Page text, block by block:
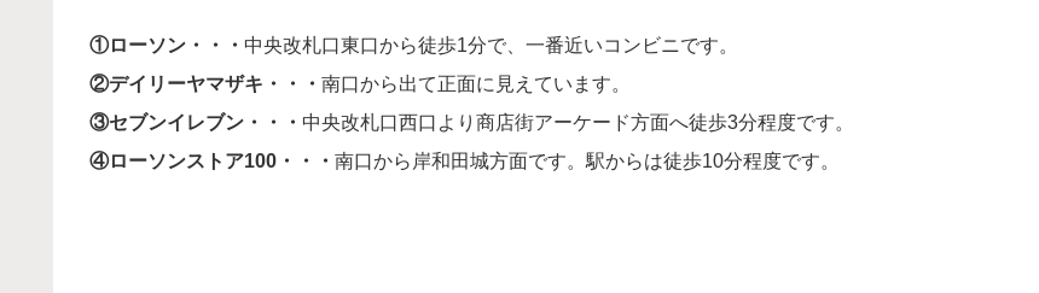
①ローソン・・・ 中央改札口東口から徒歩1分で、一番近いコンビニです。
②デイリーヤマザキ・・・ 南口から出て正面に見えています。
③セブンイレブン・・・ 中央改札口西口より商店街アーケード方面へ徒歩3分程度です。
④ローソンストア100・・・ 南口から岸和田城方面です。駅からは徒歩10分程度です。